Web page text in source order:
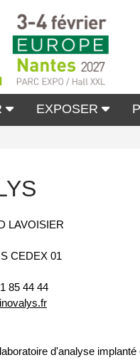
EXPOSER
LAVOISIER
CEDEX 01
85 44 44
d'analyse